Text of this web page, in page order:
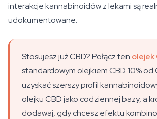
interakcje kannabinoidów z lekami są
udokumentowane.
Stosujesz już CBD? Połącz ten olejek
standardowym olejkiem CBD 10%
uzyskać szerszy profil
olejku CBD jako codziennej bazy, a
dodawaj, gdy chcesz efektu